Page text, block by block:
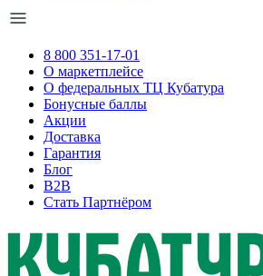
8 800 351-17-01
О маркетплейсе
О федеральных ТЦ Кубатура
Бонусные баллы
Акции
Доставка
Гарантия
Блог
B2B
Стать Партнёром